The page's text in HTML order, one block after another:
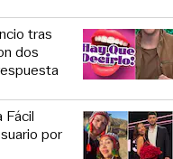
tras
dos
Fácil
por